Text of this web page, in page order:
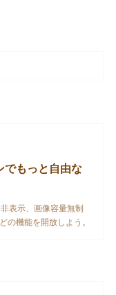
でもっと自由な
表示、画像容量無制
の機能を開放しよう。